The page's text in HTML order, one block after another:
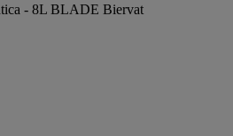
- 8L BLADE Biervat